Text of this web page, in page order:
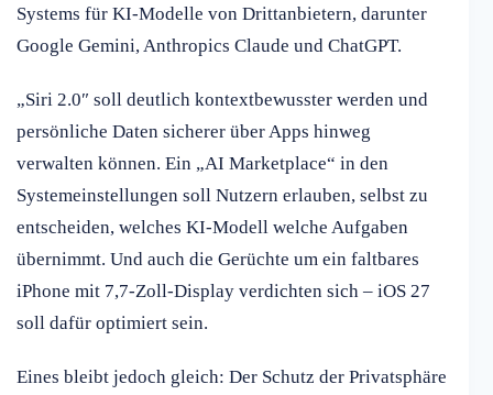
Systems für KI-Modelle von Drittanbietern, darunter
Google Gemini, Anthropics Claude und ChatGPT.
„Siri 2.0″ soll deutlich kontextbewusster werden und
persönliche Daten sicherer über Apps hinweg
verwalten können. Ein „AI Marketplace“ in den
Systemeinstellungen soll Nutzern erlauben, selbst zu
entscheiden, welches KI-Modell welche Aufgaben
übernimmt. Und auch die Gerüchte um ein faltbares
iPhone mit 7,7-Zoll-Display verdichten sich – iOS 27
soll dafür optimiert sein.
Eines bleibt jedoch gleich: Der Schutz der Privatsphäre